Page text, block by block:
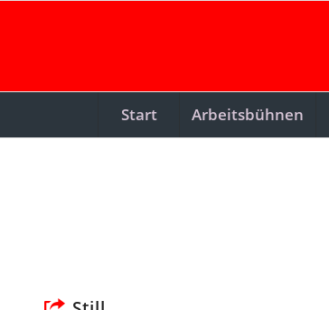
Start Arbeitsbühnen